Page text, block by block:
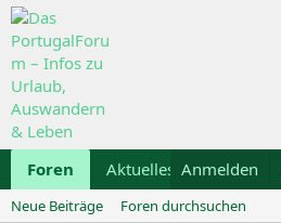
Foren Aktuelles Galerie
Anmelden
Neue Beiträge Foren durchsuchen